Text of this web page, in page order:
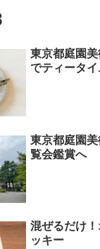
東京都庭園
でティータイ
東京都庭園
覧会鑑賞へ
混ぜるだけ
ッキー